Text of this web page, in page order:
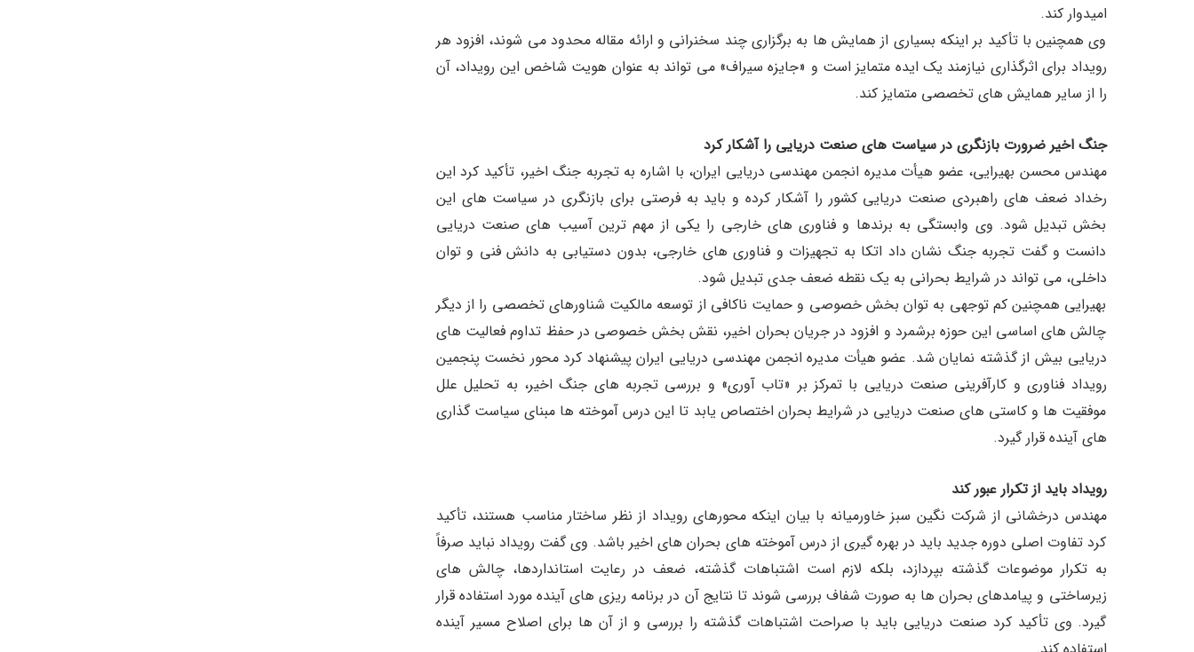
امیدوار کند.
وی همچنین با تأکید بر اینکه بسیاری از همایش ها به برگزاری چند سخنرانی و ارائه مقاله محدود می شوند، افزود هر
رویداد برای اثرگذاری نیازمند یک ایده متمایز است و «جایزه سیراف» می تواند به عنوان هویت شاخص این رویداد، آن
را از سایر همایش های تخصصی متمایز کند.
جنگ اخیر ضرورت بازنگری در سیاست های صنعت دریایی را آشکار کرد
مهندس محسن بهیرایی، عضو هیأت مدیره انجمن مهندسی دریایی ایران، با اشاره به تجربه جنگ اخیر، تأکید کرد این
رخداد ضعف های راهبردی صنعت دریایی کشور را آشکار کرده و باید به فرصتی برای بازنگری در سیاست های این
بخش تبدیل شود. وی وابستگی به برندها و فناوری های خارجی را یکی از مهم ترین آسیب های صنعت دریایی
دانست و گفت تجربه جنگ نشان داد اتکا به تجهیزات و فناوری های خارجی، بدون دستیابی به دانش فنی و توان
داخلی، می تواند در شرایط بحرانی به یک نقطه ضعف جدی تبدیل شود.
بهیرایی همچنین کم توجهی به توان بخش خصوصی و حمایت ناکافی از توسعه مالکیت شناورهای تخصصی را از دیگر
چالش های اساسی این حوزه برشمرد و افزود در جریان بحران اخیر، نقش بخش خصوصی در حفظ تداوم فعالیت های
دریایی بیش از گذشته نمایان شد. عضو هیأت مدیره انجمن مهندسی دریایی ایران پیشنهاد کرد محور نخست پنجمین
رویداد فناوری و کارآفرینی صنعت دریایی با تمرکز بر «تاب آوری» و بررسی تجربه های جنگ اخیر، به تحلیل علل
موفقیت ها و کاستی های صنعت دریایی در شرایط بحران اختصاص یابد تا این درس آموخته ها مبنای سیاست گذاری
های آینده قرار گیرد.
رویداد باید از تکرار عبور کند
مهندس درخشانی از شرکت نگین سبز خاورمیانه با بیان اینکه محورهای رویداد از نظر ساختار مناسب هستند، تأکید
کرد تفاوت اصلی دوره جدید باید در بهره گیری از درس آموخته های بحران های اخیر باشد. وی گفت رویداد نباید صرفاً
به تکرار موضوعات گذشته بپردازد، بلکه لازم است اشتباهات گذشته، ضعف در رعایت استانداردها، چالش های
زیرساختی و پیامدهای بحران ها به صورت شفاف بررسی شوند تا نتایج آن در برنامه ریزی های آینده مورد استفاده قرار
گیرد. وی تأکید کرد صنعت دریایی باید با صراحت اشتباهات گذشته را بررسی و از آن ها برای اصلاح مسیر آینده